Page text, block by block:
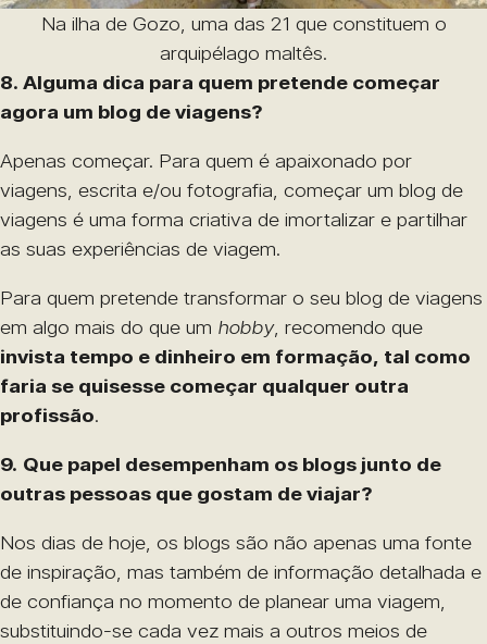
Na ilha de Gozo, uma das 21 que constituem o
arquipélago maltês.
8. Alguma dica para quem pretende começar
agora um blog de viagens?
Apenas começar. Para quem é apaixonado por
viagens, escrita e/ou fotografia, começar um blog de
viagens é uma forma criativa de imortalizar e partilhar
as suas experiências de viagem.
Para quem pretende transformar o seu blog de viagens
em algo mais do que um hobby, recomendo que
invista tempo e dinheiro em formação, tal como
faria se quisesse começar qualquer outra
profissão.
9. Que papel desempenham os blogs junto de
outras pessoas que gostam de viajar?
Nos dias de hoje, os blogs são não apenas uma fonte
de inspiração, mas também de informação detalhada e
de confiança no momento de planear uma viagem,
substituindo-se cada vez mais a outros meios de